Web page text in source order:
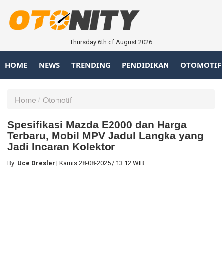
Thursday 6th of August 2026
HOME NEWS TRENDING PENDIDIKAN OTOMOTIF
Home Otomotif
Spesifikasi Mazda E2000 dan Harga
Terbaru, Mobil MPV Jadul Langka yang
Jadi Incaran Kolektor
By: Uce Dresler | Kamis 28-08-2025 / 13:12 WIB